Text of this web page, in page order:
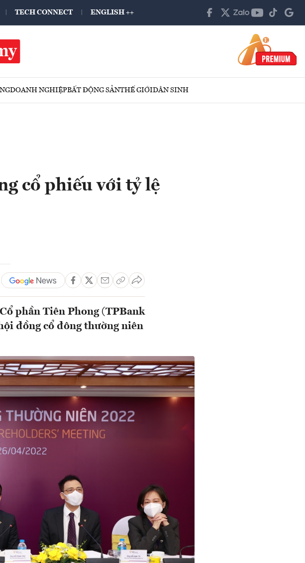
TECH CONNECT ENGLISH ++
DOANH NGHIỆPBẤT ĐỘNG SẢNTHẾ GIỚIDÂN SINH
cổ phiếu với tỷ lệ
phần Tiên Phong (TPBank
đồng cổ đông thường niên